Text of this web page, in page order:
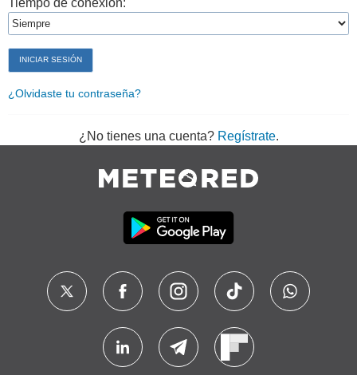
¿Olvidaste tu contraseña?
¿No tienes una cuenta? Regístrate.